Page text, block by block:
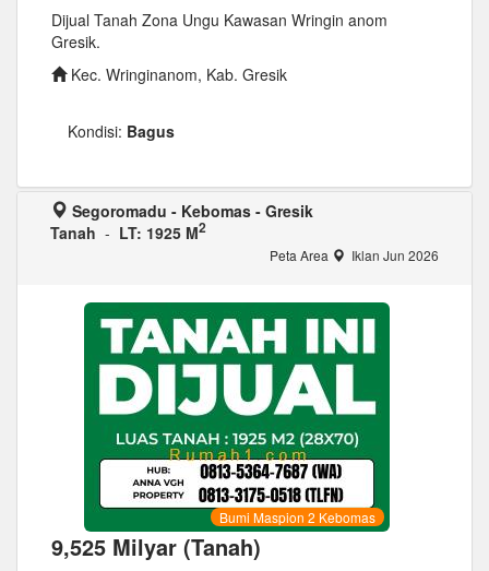
Dijual Tanah Zona Ungu Kawasan Wringin anom
Gresik.
Kec. Wringinanom, Kab. Gresik
Kondisi: Bagus
Segoromadu - Kebomas - Gresik
Tanah - LT: 1925 M2
Peta Area Iklan Jun 2026
Bumi Maspion 2 Kebomas
9,525 Milyar (Tanah)